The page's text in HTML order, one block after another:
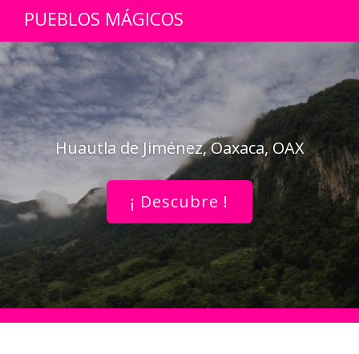
PUEBLOS MÁGICOS
Huautla de Jiménez, Oaxaca, OAX
¡ Descubre !